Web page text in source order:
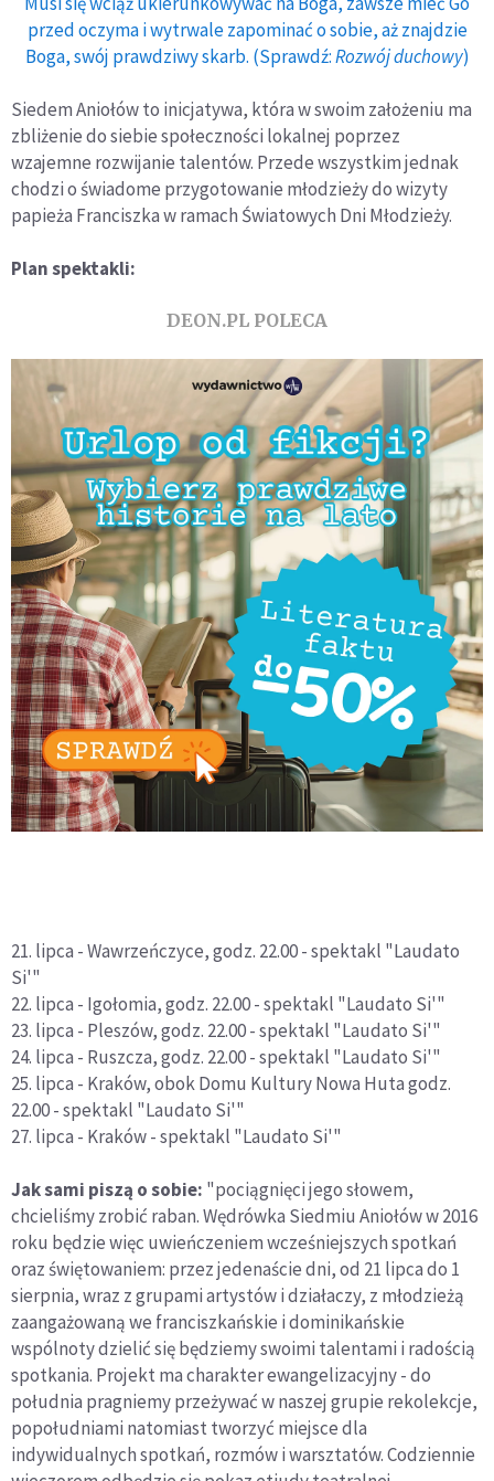
przed oczyma i wytrwale zapominać o sobie, aż znajdzie
Boga, swój prawdziwy skarb. (Sprawdź:Rozwój duchowy)
Siedem Aniołów to inicjatywa, która w swoim założeniu ma
zbliżenie do siebie społeczności lokalnej poprzez
wzajemne rozwijanie talentów. Przede wszystkim jednak
chodzi o świadome przygotowanie młodzieży do wizyty
papieża Franciszka w ramach Światowych Dni Młodzieży.
Plan spektakli:
DEON.PL POLECA
21. lipca - Wawrzeńczyce, godz. 22.00 - spektakl "Laudato
Si'"
22. lipca - Igołomia, godz. 22.00 - spektakl "Laudato Si'"
23. lipca - Pleszów, godz. 22.00 - spektakl "Laudato Si'"
24. lipca - Ruszcza, godz. 22.00 - spektakl "Laudato Si'"
25. lipca - Kraków, obok Domu Kultury Nowa Huta godz.
22.00 - spektakl "Laudato Si'"
27. lipca - Kraków - spektakl "Laudato Si'"
Jak sami piszą o sobie: "pociągnięci jego słowem,
chcieliśmy zrobić raban. Wędrówka Siedmiu Aniołów w 2016
roku będzie więc uwieńczeniem wcześniejszych spotkań
oraz świętowaniem: przez jedenaście dni, od 21 lipca do 1
sierpnia, wraz z grupami artystów i działaczy, z młodzieżą
zaangażowaną we franciszkańskie i dominikańskie
wspólnoty dzielić się będziemy swoimi talentami i radością
spotkania. Projekt ma charakter ewangelizacyjny - do
południa pragniemy przeżywać w naszej grupie rekolekcje,
popołudniami natomiast tworzyć miejsce dla
indywidualnych spotkań, rozmów i warsztatów. Codziennie